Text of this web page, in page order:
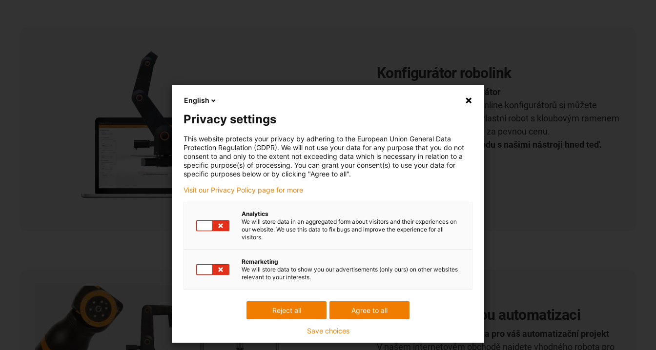
Konfigurátor robolink
Objevte náš online konfigurátor
Pomocí našich intuitivních online konfigurátorů si můžete
několika kliknutími vytvořit vlastní robot s kloubovým ramenem
robolink®. Rychle, na míru a za pevnou cenu.
Objevte neomezenou svobodu s našimi nástroji hned teď.
Obchod pro levnou automatizaci
nákladově efektivní robotika pro váš automatizační projekt
V našem internetovém obchodě najdete vhodného robota pro
English
Privacy settings
This website protects your privacy by adhering to the European Union General Data
Protection Regulation (GDPR). We will not use your data for any purpose that you do not
consent to and only to the extent not exceeding data which is necessary in relation to a
specific purpose(s) of processing. You can grant your consent(s) to use your data for
specific purposes below or by clicking "Agree to all".
Visit our Privacy Policy page for more
Analytics
We will store data in an aggregated form about visitors and their experiences on
our website. We use this data to fix bugs and improve the experience for all
visitors.
Remarketing
We will store data to show you our advertisements (only ours) on other websites
relevant to your interests.
Agree to all
Reject all
Save choices